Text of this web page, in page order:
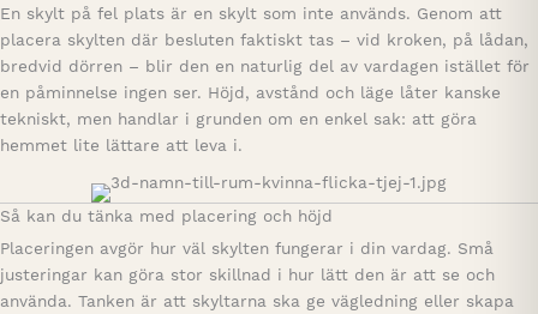
En skylt på fel plats är en skylt som inte används. Genom att
placera skylten där besluten faktiskt tas – vid kroken, på lådan,
bredvid dörren – blir den en naturlig del av vardagen istället för
en påminnelse ingen ser. Höjd, avstånd och läge låter kanske
tekniskt, men handlar i grunden om en enkel sak: att göra
hemmet lite lättare att leva i.
Så kan du tänka med placering och höjd
Placeringen avgör hur väl skylten fungerar i din vardag. Små
justeringar kan göra stor skillnad i hur lätt den är att se och
använda. Tanken är att skyltarna ska ge vägledning eller skapa